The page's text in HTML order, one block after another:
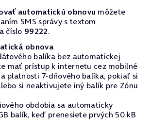
automatickú obnovu môžete
SMS správy s textom
číslo 99222.
obnova
balíka bez automatickej
mať prístup k internetu cez mobilné
platnosti 7-dňového balíka, pokiaľ si
si neaktivujete iný balík pre Zónu
obdobia sa automaticky
balík, keď prenesiete prvých 50 kB